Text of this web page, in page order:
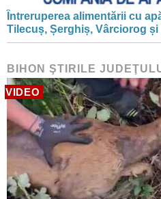
Întreruperea alimentării cu
Tilecuș, Șerghiș, Vârciorog și
BIHON ŞTIRILE
VIDEO